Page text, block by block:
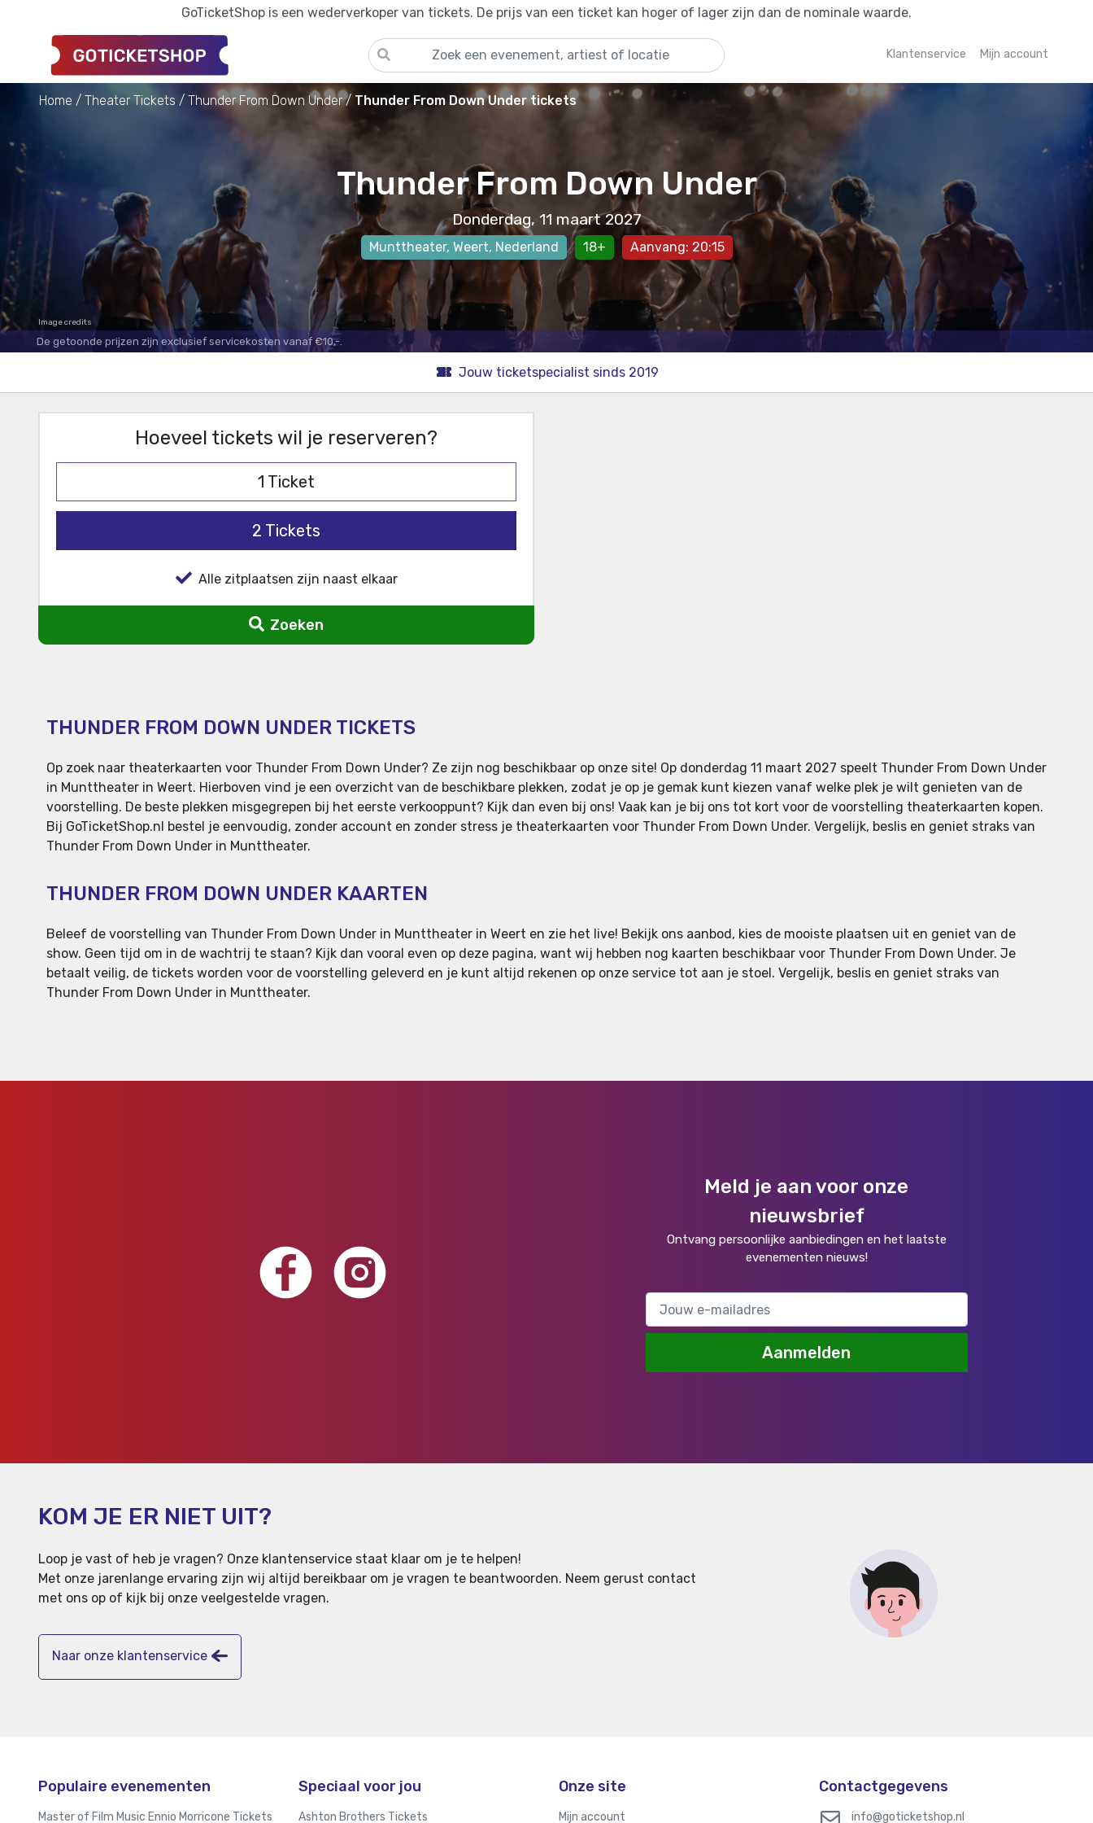
GoTicketShop is een wederverkoper van tickets. De prijs van een ticket kan hoger of lager zijn dan de nominale waarde.
Klantenservice Mijn account
Home Theater Tickets Thunder From Down Under Thunder From Down Under tickets
Thunder From Down Under
Donderdag, 11 maart 2027
Munttheater, Weert, Nederland 18+ Aanvang: 20:15
Image credits
De getoonde prijzen zijn exclusief servicekosten vanaf €10,-.
Jouw ticketspecialist sinds 2019
Hoeveel tickets wil je reserveren?
1 Ticket
2 Tickets
Alle zitplaatsen zijn naast elkaar
Zoeken
THUNDER FROM DOWN UNDER TICKETS
Op zoek naar theaterkaarten voor Thunder From Down Under? Ze zijn nog beschikbaar op onze site! Op donderdag 11 maart 2027 speelt Thunder From Down Under
in Munttheater in Weert. Hierboven vind je een overzicht van de beschikbare plekken, zodat je op je gemak kunt kiezen vanaf welke plek je wilt genieten van de
voorstelling. De beste plekken misgegrepen bij het eerste verkooppunt? Kijk dan even bij ons! Vaak kan je bij ons tot kort voor de voorstelling theaterkaarten kopen.
Bij GoTicketShop.nl bestel je eenvoudig, zonder account en zonder stress je theaterkaarten voor Thunder From Down Under. Vergelijk, beslis en geniet straks van
Thunder From Down Under in Munttheater.
THUNDER FROM DOWN UNDER KAARTEN
Beleef de voorstelling van Thunder From Down Under in Munttheater in Weert en zie het live! Bekijk ons aanbod, kies de mooiste plaatsen uit en geniet van de
show. Geen tijd om in de wachtrij te staan? Kijk dan vooral even op deze pagina, want wij hebben nog kaarten beschikbaar voor Thunder From Down Under. Je
betaalt veilig, de tickets worden voor de voorstelling geleverd en je kunt altijd rekenen op onze service tot aan je stoel. Vergelijk, beslis en geniet straks van
Thunder From Down Under in Munttheater.
Meld je aan voor onze
nieuwsbrief
Ontvang persoonlijke aanbiedingen en het laatste
evenementen nieuws!
Aanmelden
KOM JE ER NIET UIT?
Loop je vast of heb je vragen? Onze klantenservice staat klaar om je te helpen!
Met onze jarenlange ervaring zijn wij altijd bereikbaar om je vragen te beantwoorden. Neem gerust contact
met ons op of kijk bij onze veelgestelde vragen.
Naar onze klantenservice
Populaire evenementen
Master of Film Music Ennio Morricone Tickets
Speciaal voor jou
Ashton Brothers Tickets
Onze site
Mijn account
Contactgegevens
info@goticketshop.nl